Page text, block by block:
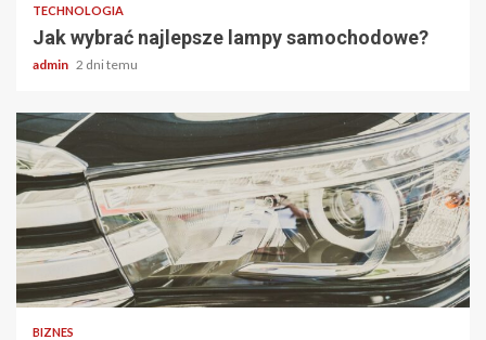
TECHNOLOGIA
Jak wybrać najlepsze lampy samochodowe?
admin 2 dni temu
2 min odczytu
BIZNES